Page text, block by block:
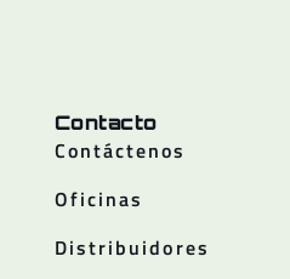
Contacto
Contáctenos
Oficinas
Distribuidores